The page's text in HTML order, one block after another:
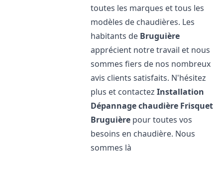
toutes les marques et tous les
modèles de chaudières. Les
habitants de Bruguière
apprécient notre travail et nous
sommes fiers de nos nombreux
avis clients satisfaits. N'hésitez
plus et contactezInstallation
Dépannage chaudière Frisquet
Bruguière pour toutes vos
besoins en chaudière. Nous
sommes là